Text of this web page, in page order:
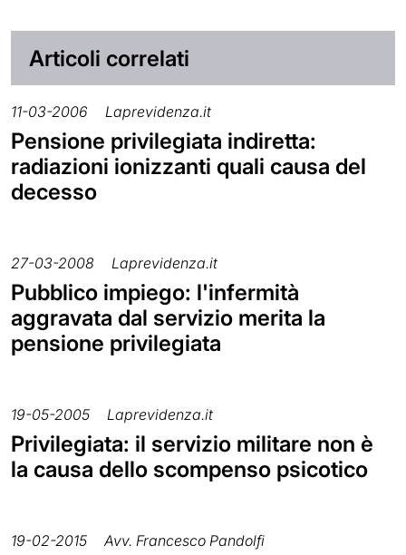
Articoli correlati
11-03-2006 Laprevidenza.it
Pensione privilegiata indiretta:
radiazioni ionizzanti quali causa del
decesso
27-03-2008 Laprevidenza.it
Pubblico impiego: l'infermità
aggravata dal servizio merita la
pensione privilegiata
19-05-2005 Laprevidenza.it
Privilegiata: il servizio militare non è
la causa dello scompenso psicotico
19-02-2015 Avv. Francesco Pandolfi